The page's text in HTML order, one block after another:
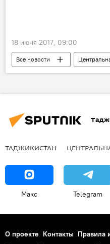
18 июня 2017, 09:00
Все новости
Аральское море
ООН
ТАДЖИКИСТАН
Макс Telegram
О проекте Контакты Правила